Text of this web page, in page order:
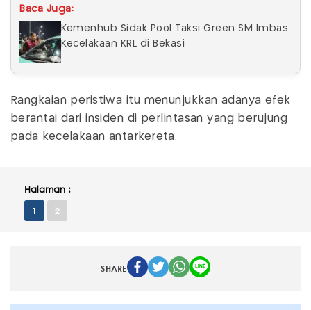
Baca Juga:
Kemenhub Sidak Pool Taksi Green SM Imbas
Kecelakaan KRL di Bekasi
Rangkaian peristiwa itu menunjukkan adanya efek
berantai dari insiden di perlintasan yang berujung
pada kecelakaan antarkereta.
Halaman :
1 2
SHARE